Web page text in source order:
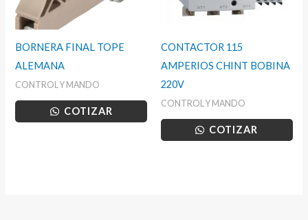
BORNERA FINAL TOPE
ALEMANA
CONTROL Y MANDO
COTIZAR
CONTACTOR 115
AMPERIOS CHINT BOBINA
220V
CONTROL Y MANDO
COTIZAR